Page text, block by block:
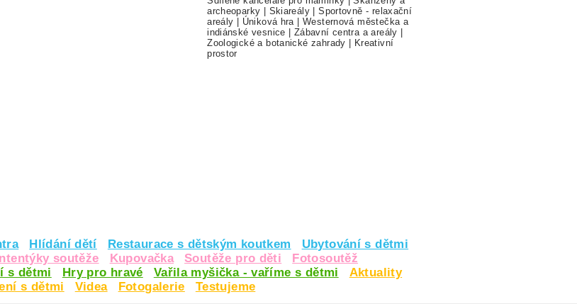
archeoparky
Skiareály |Sportovně - relaxační
areály
Úniková hra |Westernová městečka a
indiánské vesnice
Zábavní centra a areály
Zoologické a botanické zahrady
Kreativní
prostor
Hlídání dětí Restaurace s dětským koutkem
Ubytování s dětmi
soutěže Kupovačka Soutěže pro děti
Fotosoutěž
s dětmi Hry pro hravé Vařila myšička - vaříme s dětmi
Aktuality
s dětmi Videa Fotogalerie Testujeme